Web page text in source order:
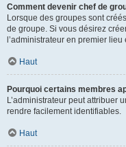
Comment devenir chef de
Lorsque des groupes sont
de groupe. Si vous désirez
l’administrateur en premier
Haut
Pourquoi certains membres
L’administrateur peut attribuer
rendre facilement identifiables.
Haut